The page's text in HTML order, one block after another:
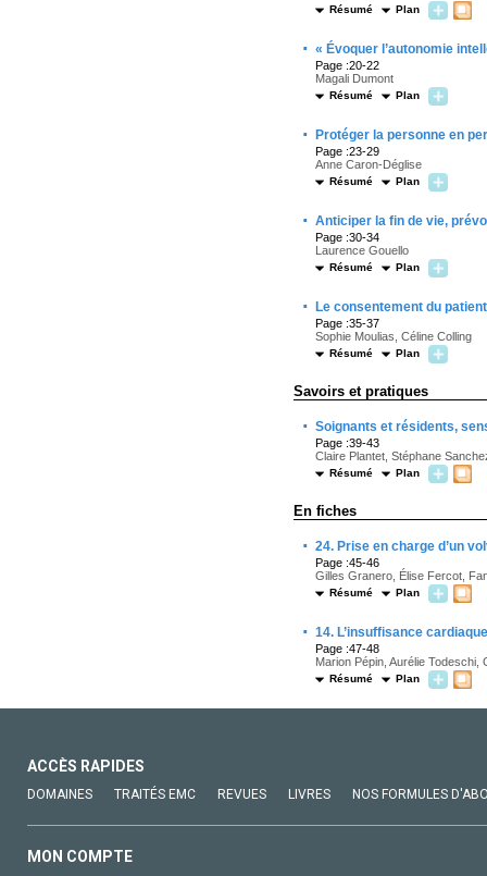
Résumé Plan
· « Évoquer l’autonomie
Page :20-22
Magali Dumont
Résumé Plan
· Protéger la personne en
Page :23-29
Anne Caron-Déglise
Résumé Plan
· Anticiper la fin de vie,
Page :30-34
Laurence Gouello
Résumé Plan
· Le consentement du
Page :35-37
Sophie Moulias, Céline Colling
Résumé Plan
Savoirs et pratiques
· Soignants et résidents,
Page :39-43
Claire Plantet, Stéphane
Résumé Plan
En fiches
· 24. Prise en charge d’un
Page :45-46
Gilles Granero, Élise Fercot,
Résumé Plan
· 14. L’insuffisance
Page :47-48
Marion Pépin, Aurélie Todeschi,
Résumé Plan
ACCÈS RAPIDES
DOMAINES TRAITÉS EMC REVUES LIVRES NOS FORMULES
MON COMPTE